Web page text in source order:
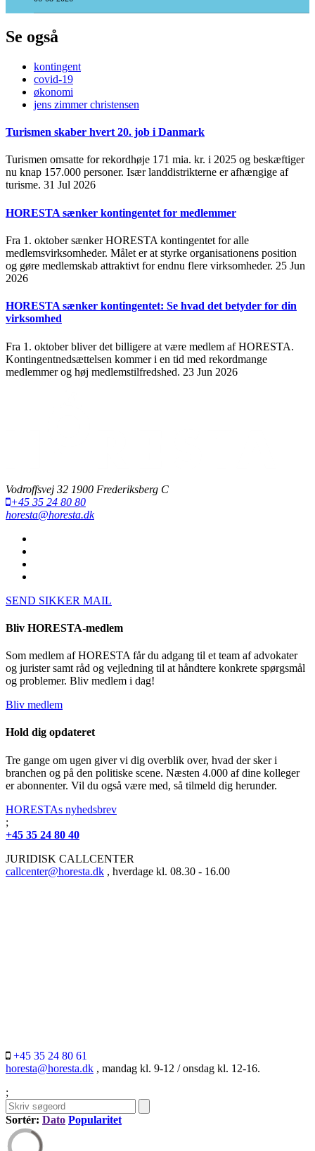
Se også
kontingent
covid-19
økonomi
jens zimmer christensen
Turismen skaber hvert 20. job i Danmark
Turismen omsatte for rekordhøje 171 mia. kr. i 2025 og beskæftiger
nu knap 157.000 personer. Især landdistrikterne er afhængige af
turisme. 31 Jul 2026
HORESTA sænker kontingentet for medlemmer
Fra 1. oktober sænker HORESTA kontingentet for alle
medlemsvirksomheder. Målet er at styrke organisationens position
og gøre medlemskab attraktivt for endnu flere virksomheder. 25 Jun
2026
HORESTA sænker kontingentet: Se hvad det betyder for din
virksomhed
Fra 1. oktober bliver det billigere at være medlem af HORESTA.
Kontingentnedsættelsen kommer i en tid med rekordmange
medlemmer og høj medlemstilfredshed. 23 Jun 2026
Vodroffsvej 32 1900 Frederiksberg C
+45 35 24 80 80
horesta@horesta.dk
SEND SIKKER MAIL
Bliv HORESTA-medlem
Som medlem af HORESTA får du adgang til et team af advokater
og jurister samt råd og vejledning til at håndtere konkrete spørgsmål
og problemer. Bliv medlem i dag!
Bliv medlem
Hold dig opdateret
Tre gange om ugen giver vi dig overblik over, hvad der sker i
branchen og på den politiske scene. Næsten 4.000 af dine kolleger
er abonnenter. Vil du også være med, så tilmeld dig herunder.
HORESTAs nyhedsbrev
;
+45 35 24 80 40
JURIDISK CALLCENTER
callcenter@horesta.dk , hverdage kl. 08.30 - 16.00
+45 35 24 80 61
horesta@horesta.dk , mandag kl. 9-12 / onsdag kl. 12-16.
;
Sortér: Dato Popularitet